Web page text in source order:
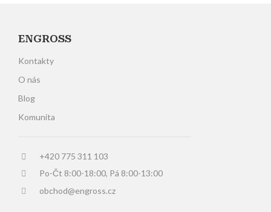
ENGROSS
Kontakty
O nás
Blog
Komunita
+420 775 311 103
Po-Čt 8:00-18:00, Pá 8:00-13:00
obchod@engross.cz